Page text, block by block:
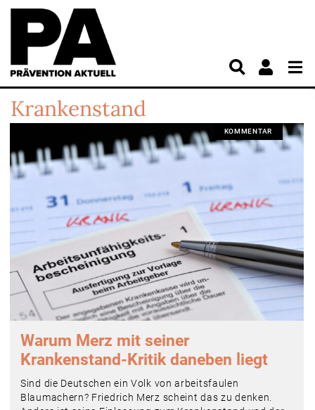
Krankenstand
KOMMENTAR
Warum Merz mit seiner
Krankenstand-Kritik daneben liegt
Sind die Deutschen ein Volk von arbeitsfaulen
Blaumachern? Friedrich Merz scheint das zu denken.